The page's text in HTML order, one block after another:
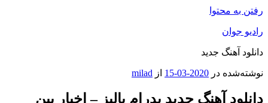
رفتن به محتوا
رادیو جوان
دانلود آهنگ جدید
نوشته‌شده در 2020-03-15 از milad
دانلود آهنگ جدید پدرام پالیز – اخبار بین